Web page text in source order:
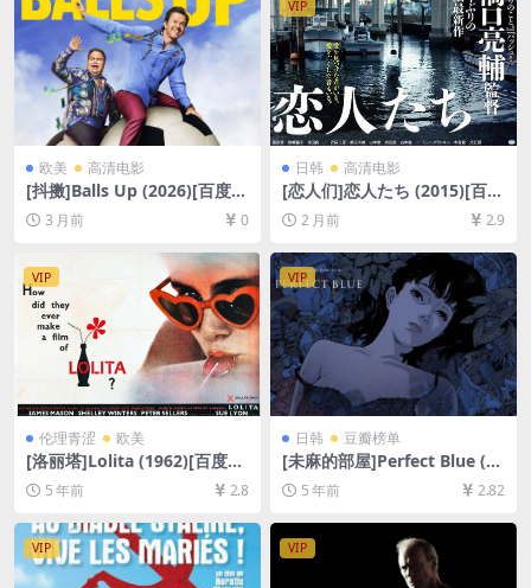
欧美 高清电影
[抖擞]Balls Up (2026)[百度网
盘+夸克网盘1080P超清未删
减资源][网盘在线播放/下载]
3 月前 0
VIP
日韩 高清电影
[恋人们]恋人たち (2015)[百度
网盘+夸克网盘1080P超清未
删减资源][网盘在线播放/下
2 月前 2.9
VIP
伦理青涩 欧美
[洛丽塔]Lolita (1962)[百度网
盘+迅雷云盘资源1080P超清
未删减][MP4/9.4GB][中英字
幕]
5 年前 2.8
VIP
日韩 豆瓣榜单
[未麻的部屋]Perfect Blue (19
97)[百度网盘+迅雷云盘资源1
080P超清未删减][MP4/5.0G
B][日语中字]
5 年前 2.82
VIP VIP